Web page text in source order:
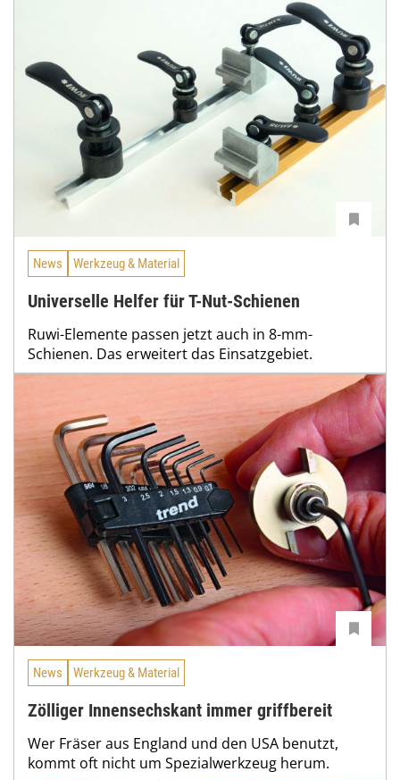
News Werkzeug & Material
Universelle Helfer für T-Nut-Schienen
Ruwi-Elemente passen jetzt auch in 8-mm-
Schienen. Das erweitert das Einsatzgebiet.
News Werkzeug & Material
Zölliger Innensechskant immer griffbereit
Wer Fräser aus England und den USA benutzt,
kommt oft nicht um Spezialwerkzeug herum.